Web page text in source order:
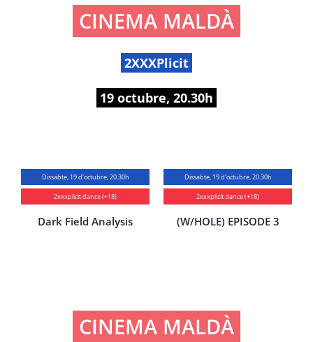
CINEMA MALDÀ
2XXXPlicit
19 octubre, 20.30h
Dissabte, 19 d'octubre, 20.30h
2xxxplicit dance (+18)
Dark Field Analysis
Dissabte, 19 d'octubre, 20.30h
2xxxplicit dance (+18)
(W/HOLE) EPISODE 3
CINEMA MALDÀ